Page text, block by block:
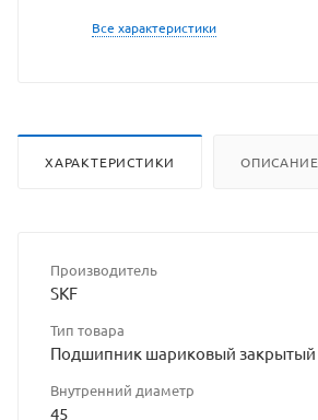
Все характеристики
ХАРАКТЕРИСТИКИ ОПИСАНИЕ
Производитель
SKF
Тип товара
Подшипник шариковый закрытый
Внутренний диаметр
45